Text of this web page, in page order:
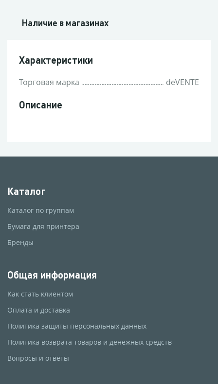
Наличие в магазинах
Характеристики
Торговая марка deVENTE
Описание
Каталог
Каталог по группам
Бумага для принтера
Бренды
Общая информация
Как стать клиентом
Оплата и доставка
Политика защиты персональных данных
Политика возврата товаров и денежных средств
Вопросы и ответы